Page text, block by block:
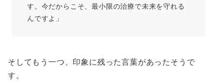
す。今だからこそ、最小限の治療で未来を守れる
んですよ」
そしてもう一つ、印象に残った言葉があったそうで
す。